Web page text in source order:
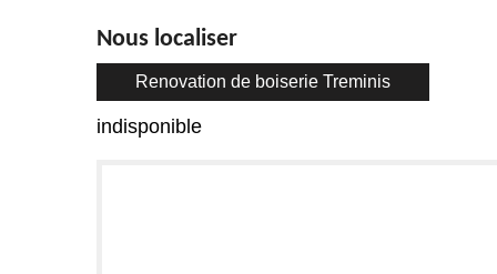
Nous localiser
Renovation de boiserie Treminis
indisponible